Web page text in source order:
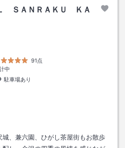
ＳＡＮＲＡＫＵ ＫＡ
91点
中
駐車場あり
、兼六園、ひがし茶屋街もお散歩